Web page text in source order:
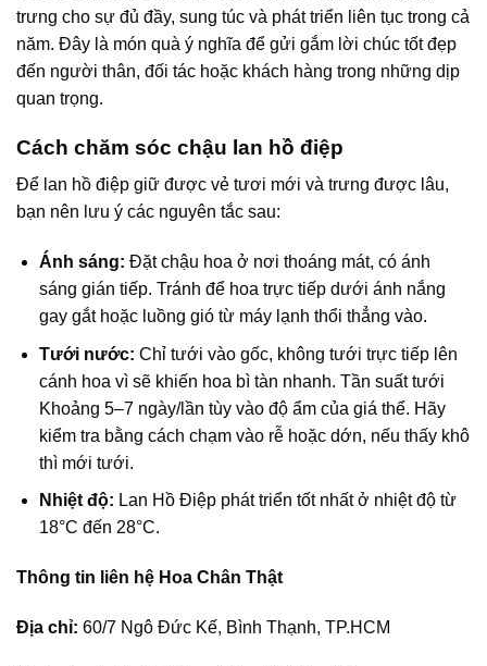
trưng cho sự đủ đầy, sung túc và phát triển liên tục trong cả
năm. Đây là món quà ý nghĩa để gửi gắm lời chúc tốt đẹp
đến người thân, đối tác hoặc khách hàng trong những dịp
quan trọng.
Cách chăm sóc chậu lan hồ điệp
Để lan hồ điệp giữ được vẻ tươi mới và trưng được lâu,
bạn nên lưu ý các nguyên tắc sau:
Ánh sáng: Đặt chậu hoa ở nơi thoáng mát, có ánh
sáng gián tiếp. Tránh để hoa trực tiếp dưới ánh nắng
gay gắt hoặc luồng gió từ máy lạnh thổi thẳng vào.
Tưới nước: Chỉ tưới vào gốc, không tưới trực tiếp lên
cánh hoa vì sẽ khiến hoa bì tàn nhanh. Tần suất tưới
Khoảng 5–7 ngày/lần tùy vào độ ẩm của giá thể. Hãy
kiểm tra bằng cách chạm vào rễ hoặc dớn, nếu thấy khô
thì mới tưới.
Nhiệt độ: Lan Hồ Điệp phát triển tốt nhất ở nhiệt độ từ
18°C đến 28°C.
Thông tin liên hệ Hoa Chân Thật
Địa chỉ: 60/7 Ngô Đức Kế, Bình Thạnh, TP.HCM